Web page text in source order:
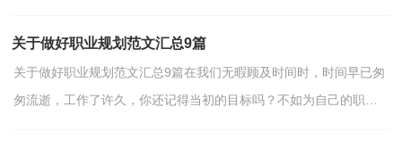
关于做好职业规划范文汇总9篇
关于做好职业规划范文汇总9篇在我们无暇顾及时间时，时间早已匆
匆流逝，工作了许久，你还记得当初的目标吗？不如为自己的职业